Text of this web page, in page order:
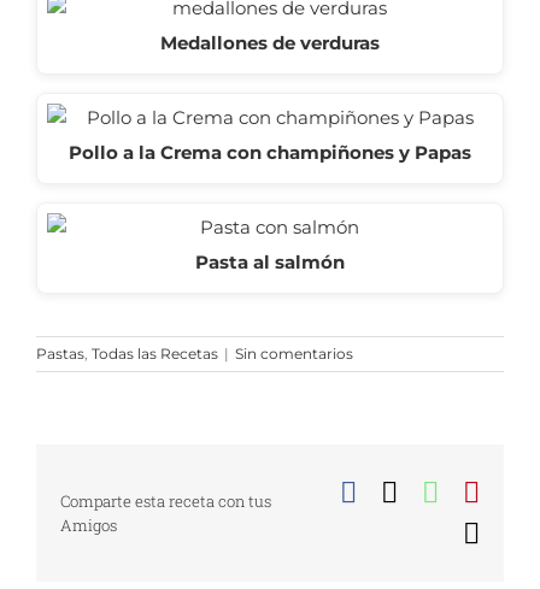
Medallones de verduras
Pollo a la Crema con champiñones y Papas
Pasta al salmón
Pastas, Todas las Recetas | Sin comentarios
Comparte esta receta con tus
Amigos
Facebook